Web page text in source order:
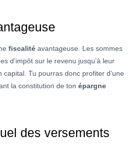
fiscalité avantageuse. Les sommes
d’impôt sur le revenu jusqu’à leur
capital. Tu pourras donc profiter d’une
la constitution de ton épargne
des versements